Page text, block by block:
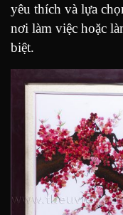
yêu thích và lựa
nơi làm việc hoặc
biệt.